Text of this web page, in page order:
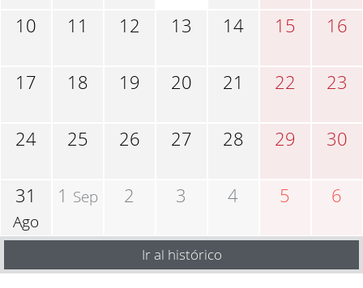
10 11 12 13 14 15 16
17 18 19 20 21 22 23
24 25 26 27 28 29 30
31
Ago
1 Sep 2 3 4 5 6
Ir al histórico